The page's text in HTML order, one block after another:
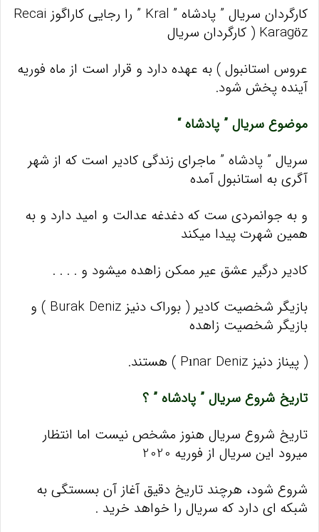
کارگردان سریال ” پادشاه ” Kral ” را رجایی کاراگوز Recai
Karagöz ( کارگردان سریال
عروس استانبول ) به عهده دارد و قرار است از ماه فوریه
آینده پخش شود.
موضوع سریال ” پادشاه “
سریال ” پادشاه ” ماجرای زندگی کادیر است که از شهر
آگری به استانبول آمده
و به جوانمردی ست که دغدغه عدالت و امید دارد و به
همین شهرت پیدا میکند
کادیر درگیر عشق عیر ممکن زاهده میشود و . . . .
بازیگر شخصیت کادیر ( بوراک دنیز Burak Deniz ) و
بازیگر شخصیت زاهده
( پیناز دنیز Pınar Deniz ) هستند.
تاریخ شروع سریال ” پادشاه ” ؟
تاریخ شروع سریال هنوز مشخص نیست اما انتظار
میرود این سریال از فوریه 2020
شروع شود، هرچند تاریخ دقیق آغاز آن بسستگی به
شبکه ای دارد که سریال را خواهد خرید .